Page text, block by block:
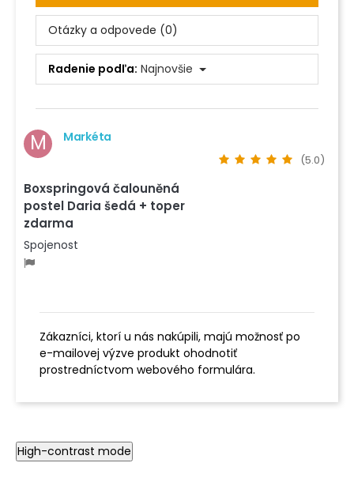
Otázky a odpovede (0)
Radenie podľa: Najnovšie
M Markéta
(5.0)
Boxspringová čalouněná
postel Daria šedá + toper
zdarma
Spojenost
Zákazníci, ktorí u nás nakúpili, majú možnosť po
e-mailovej výzve produkt ohodnotiť
prostredníctvom webového formulára.
High-contrast mode